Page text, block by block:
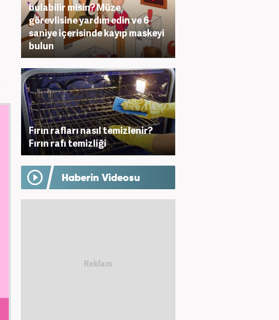
bulabilir misin? Müze
görevlisine yardım edin ve 6
saniye içerisinde kayıp maskeyi
bulun
Fırın rafları nasıl temizlenir?
Fırın rafı temizliği
Haberin Videosu